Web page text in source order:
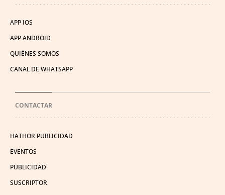
APP IOS
APP ANDROID
QUIÉNES SOMOS
CANAL DE WHATSAPP
CONTACTAR
HATHOR PUBLICIDAD
EVENTOS
PUBLICIDAD
SUSCRIPTOR